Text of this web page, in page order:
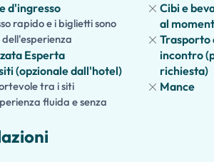
un itinerario accuratamente
tutto il giorno, questo tour offre il
Vivi due delle destinazioni
di un giorno.
d'ingresso
rapido e i biglietti sono
dell'esperienza
Esperta
(opzionale dall'hotel)
tra i siti
fluida e senza
Cibi e
al
Trasporto
incontro
richiesta)
Mance